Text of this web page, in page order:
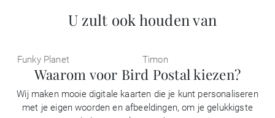
U zult ook houden van
Funky Planet Timon
Waarom voor Bird Postal kiezen?
Wij maken mooie digitale kaarten die je kunt personaliseren
met je eigen woorden en afbeeldingen, om je gelukkigste